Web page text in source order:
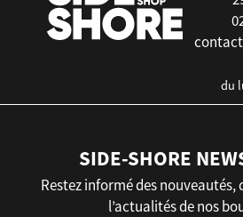
du
SIDE-SHORE
Restez informé des nouveautés,
l’actualités de nos